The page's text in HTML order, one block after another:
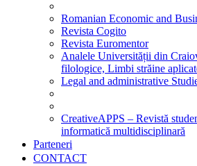
Romanian Economic and
Revista Cogito
Revista Euromentor
Analele Universității din
filologice, Limbi străine
Legal and administrative
CreativeAPPS – Revistă
informatică multidisciplinară
Parteneri
CONTACT